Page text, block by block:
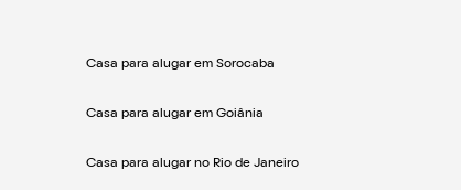
Casa para alugar em Sorocaba
Casa para alugar em Goiânia
Casa para alugar no Rio de Janeiro